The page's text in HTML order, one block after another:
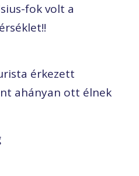
fok volt a
érkezett
ahányan ott élnek